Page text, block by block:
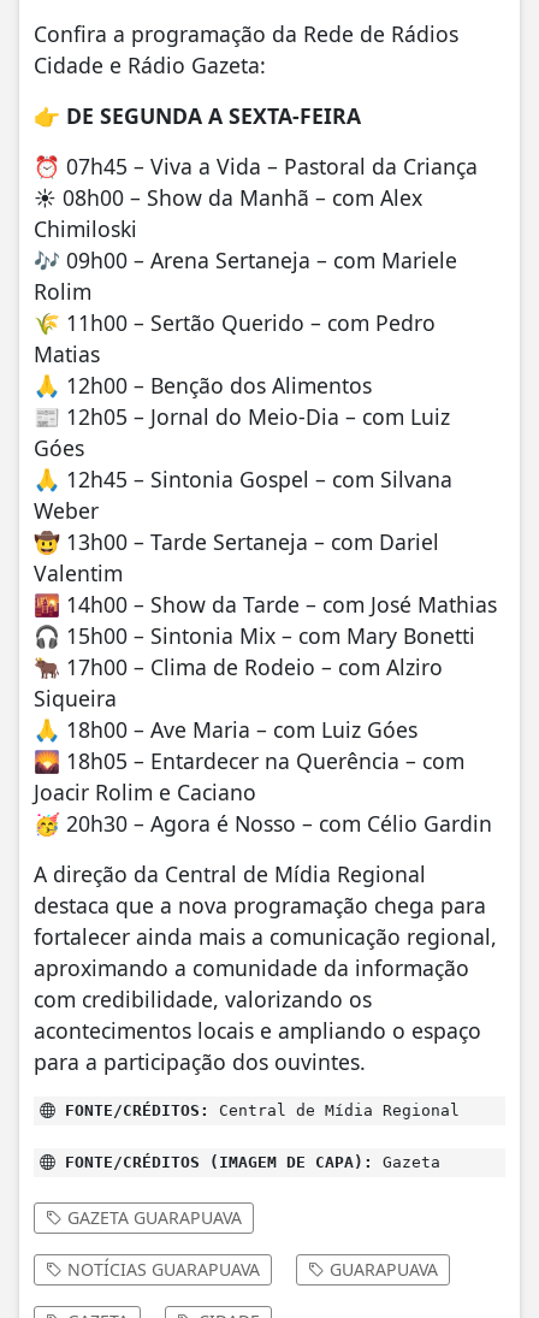
Confira a programação da Rede de Rádios
Cidade e Rádio Gazeta:
👉 DE SEGUNDA A SEXTA-FEIRA
⏰ 07h45 – Viva a Vida – Pastoral da Criança
☀️ 08h00 – Show da Manhã – com Alex
Chimiloski
🎶 09h00 – Arena Sertaneja – com Mariele
Rolim
🌾 11h00 – Sertão Querido – com Pedro
Matias
🙏 12h00 – Benção dos Alimentos
📰 12h05 – Jornal do Meio-Dia – com Luiz
Góes
🙏 12h45 – Sintonia Gospel – com Silvana
Weber
🤠 13h00 – Tarde Sertaneja – com Dariel
Valentim
🌇 14h00 – Show da Tarde – com José Mathias
🎧 15h00 – Sintonia Mix – com Mary Bonetti
🐂 17h00 – Clima de Rodeio – com Alziro
Siqueira
🙏 18h00 – Ave Maria – com Luiz Góes
🌄 18h05 – Entardecer na Querência – com
Joacir Rolim e Caciano
🥳 20h30 – Agora é Nosso – com Célio Gardin
A direção da Central de Mídia Regional
destaca que a nova programação chega para
fortalecer ainda mais a comunicação regional,
aproximando a comunidade da informação
com credibilidade, valorizando os
acontecimentos locais e ampliando o espaço
para a participação dos ouvintes.
FONTE/CRÉDITOS: Central de Mídia Regional
FONTE/CRÉDITOS (IMAGEM DE CAPA): Gazeta
GAZETA GUARAPUAVA
NOTÍCIAS GUARAPUAVA GUARAPUAVA